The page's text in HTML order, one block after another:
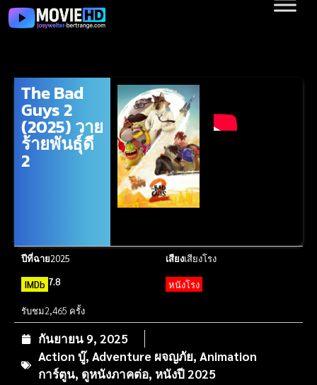
The Bad
Guys 2
(2025) วาย
ร้ายพันธุ์ดี
2
ปีที่ฉาย2025 เสียงเสียงโรง
IMDb 7.8 หนังโรง
รับชม2,465 ครั้ง
กันยายน 9, 2025
Action บู๊, Adventure ผจญภัย, Animation
การ์ตูน, ดูหนังภาคต่อ, หนังปี 2025